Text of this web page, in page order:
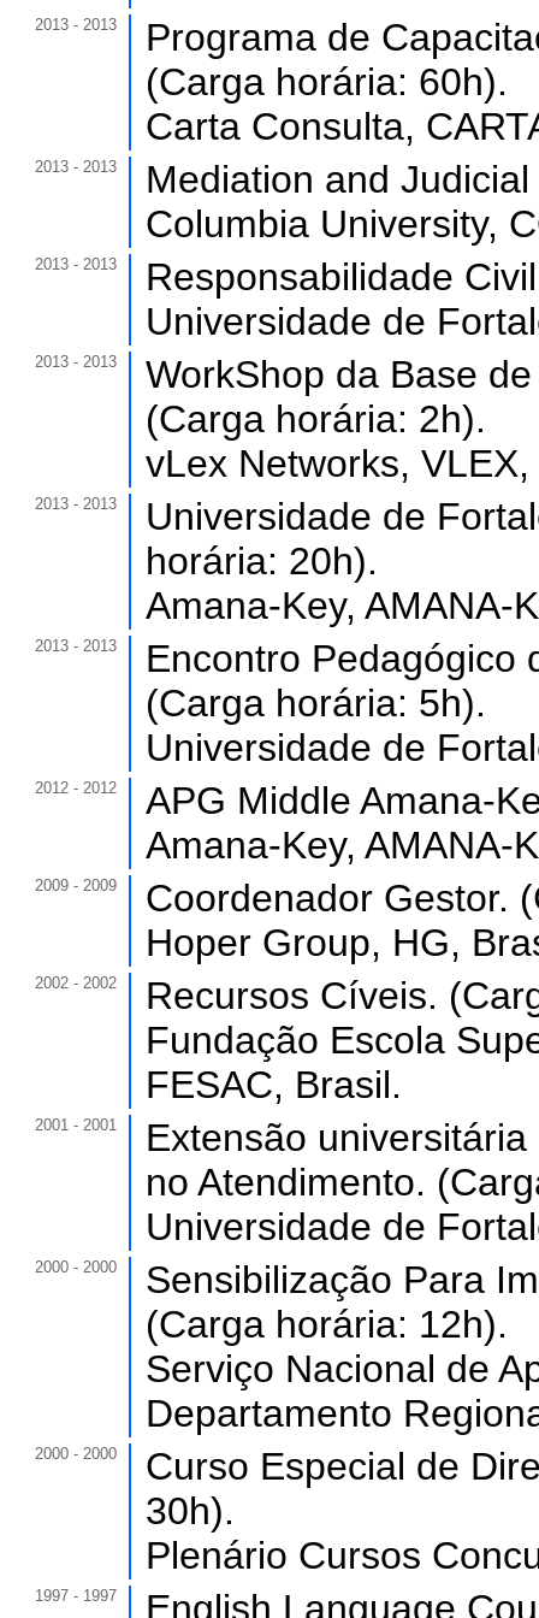
2013 - 2013
Programa de
(Carga horária: 60h).
Carta Consulta,
2013 - 2013
Mediation and
Columbia University,
2013 - 2013
Responsabilidade
Universidade de
2013 - 2013
WorkShop da Base
(Carga horária: 2h).
vLex Networks,
2013 - 2013
Universidade de
horária: 20h).
Amana-Key, AMANA-
2013 - 2013
Encontro Pedagógico
(Carga horária: 5h).
Universidade de
2012 - 2012
APG Middle Amana-
Amana-Key, AMANA-
2009 - 2009
Coordenador Gestor.
Hoper Group, HG,
2002 - 2002
Recursos Cíveis.
Fundação Escola
FESAC, Brasil.
2001 - 2001
Extensão
no Atendimento.
Universidade de
2000 - 2000
Sensibilização Para
(Carga horária: 12h).
Serviço Nacional de
Departamento
2000 - 2000
Curso Especial de
30h).
Plenário Cursos
1997 - 1997 English Language